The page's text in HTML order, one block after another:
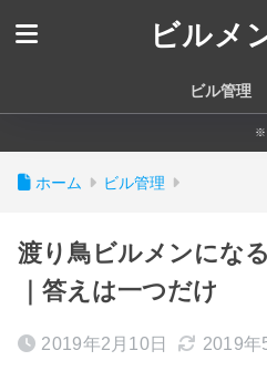
ビルメ
ビル管理
※
ホーム ビル管理
渡り鳥ビルメンにな
｜答えは一つだけ
2019年2月10日 2019年